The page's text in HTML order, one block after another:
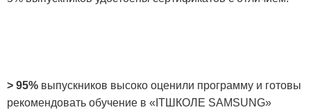
> 95% выпускников высоко оценили программу и готовы
рекомендовать обучение в « ITШКОЛЕ SAMSUNG»